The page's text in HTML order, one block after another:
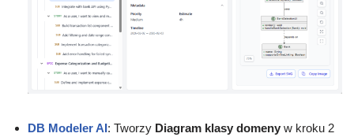
DB Modeler AI: Tworzy Diagram klasy domeny w kroku 2